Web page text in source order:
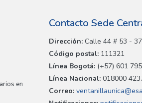
en
Contacto Sede
Dirección: Calle 44 # 53 -
Código postal: 111321
Línea Bogotá: (+57) 601
Línea Nacional: 018000
Correo: